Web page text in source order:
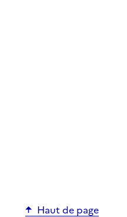
Haut de page